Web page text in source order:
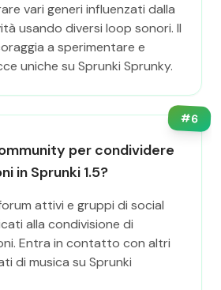
vari generi influenzati dalla
usando diversi loop sonori. Il
a sperimentare e
uniche su Sprunki Sprunky.
#6
per condividere
in Sprunki 1.5?
attivi e gruppi di social
alla condivisione di
Entra in contatto con altri
di musica su Sprunki